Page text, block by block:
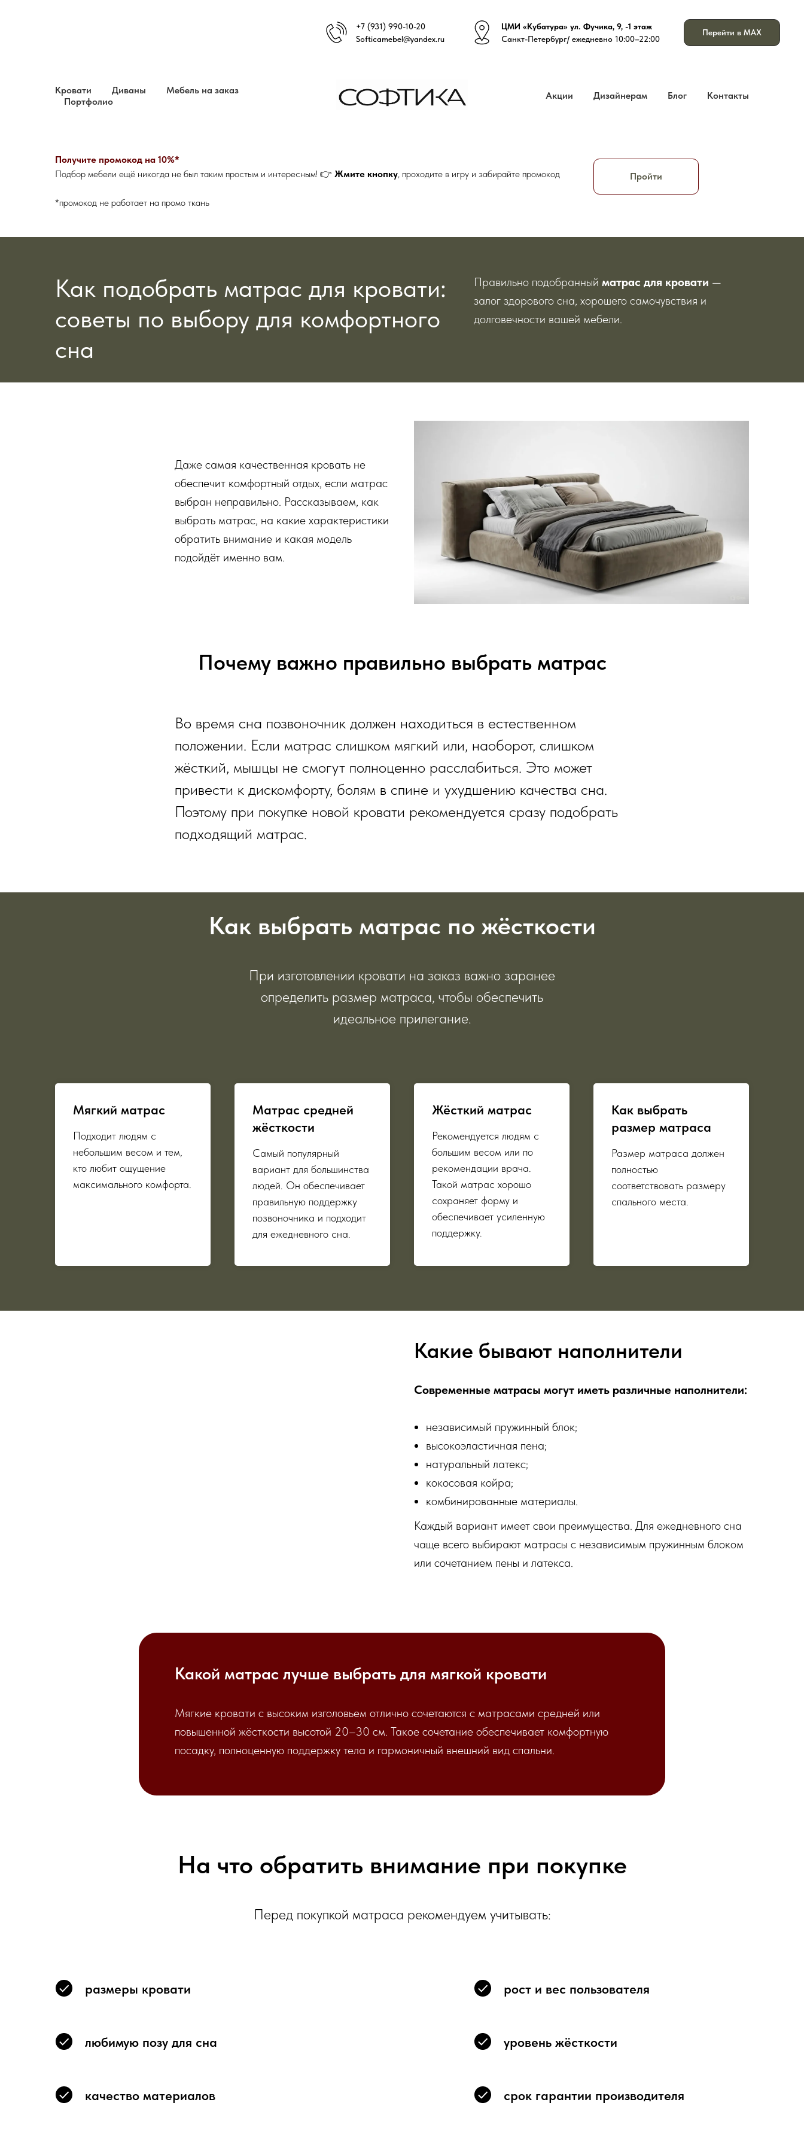
+7 (931) 990-10-20
Softicamebel@yandex.ru
ЦМИ «Кубатура» ул. Фучика, 9, -1 этаж
Санкт-Петербург/ ежедневно 10:00–22:00
Перейти в MAX
Кровати Диваны
Мебель на заказ
Портфолио
Акции Дизайнерам Блог Контакты
Получите промокод на 10%*
Подбор мебели ещё никогда не был таким простым и интересным! 👉 Жмите кнопку, проходите в игру и забирайте промокод
*промокод не работает на промо ткань
Пройти
Как подобрать матрас для кровати:
советы по выбору для комфортного
сна
Правильно подобранный матрас для кровати —
залог здорового сна, хорошего самочувствия и
долговечности вашей мебели.
Даже самая качественная кровать не
обеспечит комфортный отдых, если матрас
выбран неправильно. Рассказываем, как
выбрать матрас, на какие характеристики
обратить внимание и какая модель
подойдёт именно вам.
Почему важно правильно выбрать матрас
Во время сна позвоночник должен находиться в естественном
положении. Если матрас слишком мягкий или, наоборот, слишком
жёсткий, мышцы не смогут полноценно расслабиться. Это может
привести к дискомфорту, болям в спине и ухудшению качества сна.
Поэтому при покупке новой кровати рекомендуется сразу подобрать
подходящий матрас.
Как выбрать матрас по жёсткости
При изготовлении кровати на заказ важно заранее
определить размер матраса, чтобы обеспечить
идеальное прилегание.
Мягкий матрас
Подходит людям с
небольшим весом и тем,
кто любит ощущение
максимального комфорта.
Матрас средней
жёсткости
Самый популярный
вариант для большинства
людей. Он обеспечивает
правильную поддержку
позвоночника и подходит
для ежедневного сна.
Жёсткий матрас
Рекомендуется людям с
большим весом или по
рекомендации врача.
Такой матрас хорошо
сохраняет форму и
обеспечивает усиленную
поддержку.
Как выбрать
размер матраса
Размер матраса должен
полностью
соответствовать размеру
спального места.
Какие бывают наполнители
Современные матрасы могут иметь различные наполнители:
независимый пружинный блок;
высокоэластичная пена;
натуральный латекс;
кокосовая койра;
комбинированные материалы.
Каждый вариант имеет свои преимущества. Для ежедневного сна
чаще всего выбирают матрасы с независимым пружинным блоком
или сочетанием пены и латекса.
Какой матрас лучше выбрать для мягкой кровати
Мягкие кровати с высоким изголовьем отлично сочетаются с матрасами средней или
повышенной жёсткости высотой 20–30 см. Такое сочетание обеспечивает комфортную
посадку, полноценную поддержку тела и гармоничный внешний вид спальни.
На что обратить внимание при покупке
Перед покупкой матраса рекомендуем учитывать:
размеры кровати рост и вес пользователя
любимую позу для сна уровень жёсткости
качество материалов срок гарантии производителя